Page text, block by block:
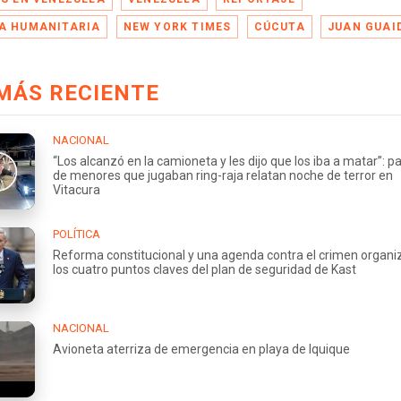
HUMANITARIA NEW YORK TIMES CÚCUTA JUAN
RECIENTE
NACIONAL
“Los alcanzó en la camioneta y les dijo que los iba a matar”:
de menores que jugaban ring-raja relatan noche de terror en
Vitacura
POLÍTICA
Reforma constitucional y una agenda contra el crimen
los cuatro puntos claves del plan de seguridad de Kast
NACIONAL
Avioneta aterriza de emergencia en playa de Iquique